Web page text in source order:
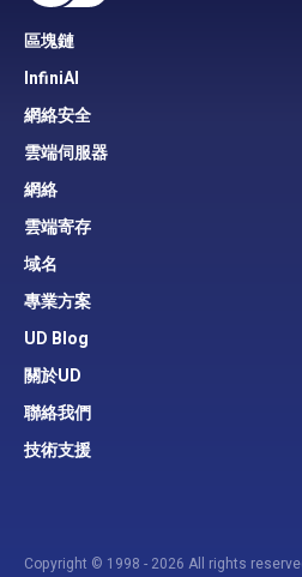
區塊鏈
InfiniAI
網絡安全
雲端伺服器
網絡
雲端寄存
域名
專業方案
UD Blog
關於UD
聯絡我們
技術支援
Copyright © 1998 - 2026 All rights